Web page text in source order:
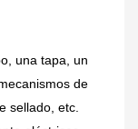
una tapa, un
de
sellado, etc.